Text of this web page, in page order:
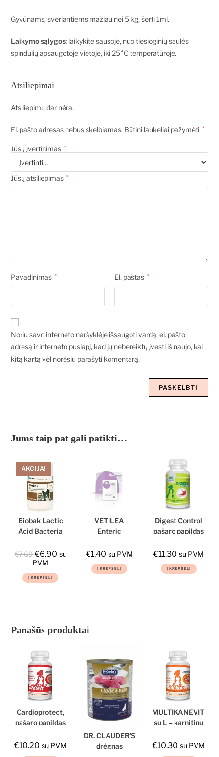
Gyvūnams, sveriantiems mažiau nei 5 kg, šerti 1ml.
Laikymo sąlygos: laikykite sausoje, nuo tiesioginių saulės
spindulių apsaugotoje vietoje, iki 25°C temperatūroje.
Atsiliepimai
Atsiliepimų dar nėra.
El. pašto adresas nebus skelbiamas. Būtini laukeliai pažymėti *
Jūsų įvertinimas *
Jūsų atsiliepimas *
Pavadinimas * El. paštas *
Noriu savo interneto naršyklėje išsaugoti vardą, el. pašto
adresą ir interneto puslapį, kad jų nebereiktų įvesti iš naujo, kai
kitą kartą vėl norėsiu parašyti komentarą.
Jums taip pat gali patikti…
AKCIJA!
Biobak Lactic
Acid Bacteria
sutrikus
virškinimui, 175
g
€7.69 €6.90 su
PVM
Į KREPŠELĮ
VETILEA
Enteric
šunims, 1,5g
€1.40 su PVM
Į KREPŠELĮ
Digest Control
pašaro papildas
katėms, 80 tbl.
€11.30 su PVM
Į KREPŠELĮ
Panašūs produktai
Cardioprotect,
pašaro papildas
katėms
€10.20 su PVM
DR. CLAUDER’S
drėgnas
MULTIKANEVIT
su L – karnitinu
€10.30 su PVM